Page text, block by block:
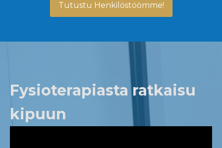
Tutustu Henkilöstöömme!
Fysioterapiasta ratkaisu
kipuun